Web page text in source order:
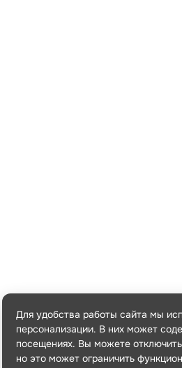
Для удобства работы сайта мы
персонализации. В них может
посещениях. Вы можете
но это может ограничить